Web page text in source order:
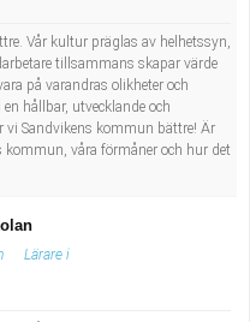
o mottagning
Vår kultur präglas av helhetssyn,
tillsammans skapar värde
på varandras olikheter och
hållbar, utvecklande och
Sandvikens kommun bättre! Är
kommun, våra förmåner och hur det
Lärare i